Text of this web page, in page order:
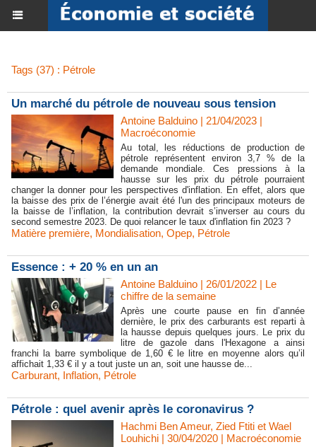
Tags (37) : Pétrole
​Un marché du pétrole de nouveau sous tension
Antoine Balduino | 21/04/2023 |
Macroéconomie
Au total, les réductions de production de
pétrole représentent environ 3,7 % de la
demande mondiale. Ces pressions à la
hausse sur les prix du pétrole pourraient
changer la donner pour les perspectives d'inflation. En effet, alors que
la baisse des prix de l’énergie avait été l'un des principaux moteurs de
la baisse de l’inflation, la contribution devrait s’inverser au cours du
second semestre 2023. De quoi relancer le taux d'inflation fin 2023 ?
Matière première, Mondialisation, Opep, Pétrole
Essence : + 20 % en un an
Antoine Balduino | 26/01/2022 | Le
chiffre de la semaine
Après une courte pause en fin d’année
dernière, le prix des carburants est reparti à
la hausse depuis quelques jours. Le prix du
litre de gazole dans l'Hexagone a ainsi
franchi la barre symbolique de 1,60 € le litre en moyenne alors qu’il
affichait 1,33 € il y a tout juste un an, soit une hausse de...
Carburant, Inflation, Pétrole
Pétrole : quel avenir après le coronavirus ?
Hachmi Ben Ameur, Zied Ftiti et Wael
Louhichi | 30/04/2020 | Macroéconomie